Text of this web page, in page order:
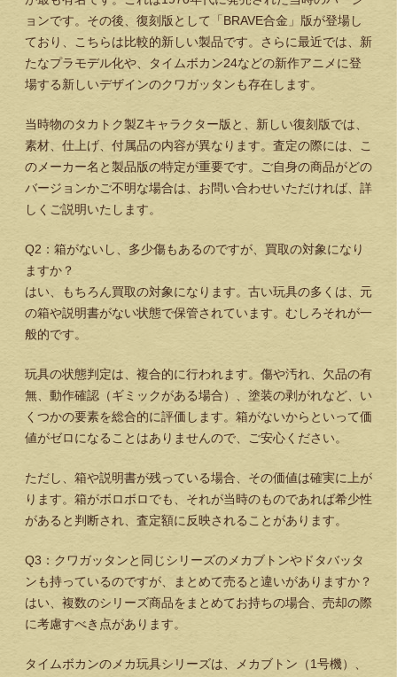
ョンです。その後、復刻版として「BRAVE合金」版が登場し
ており、こちらは比較的新しい製品です。さらに最近では、新
たなプラモデル化や、タイムボカン24などの新作アニメに登
場する新しいデザインのクワガッタンも存在します。
当時物のタカトク製Zキャラクター版と、新しい復刻版では、
素材、仕上げ、付属品の内容が異なります。査定の際には、こ
のメーカー名と製品版の特定が重要です。ご自身の商品がどの
バージョンかご不明な場合は、お問い合わせいただければ、詳
しくご説明いたします。
Q2：箱がないし、多少傷もあるのですが、買取の対象になり
ますか？
はい、もちろん買取の対象になります。古い玩具の多くは、元
の箱や説明書がない状態で保管されています。むしろそれが一
般的です。
玩具の状態判定は、複合的に行われます。傷や汚れ、欠品の有
無、動作確認（ギミックがある場合）、塗装の剥がれなど、い
くつかの要素を総合的に評価します。箱がないからといって価
値がゼロになることはありませんので、ご安心ください。
ただし、箱や説明書が残っている場合、その価値は確実に上が
ります。箱がボロボロでも、それが当時のものであれば希少性
があると判断され、査定額に反映されることがあります。
Q3：クワガッタンと同じシリーズのメカブトンやドタバッタ
ンも持っているのですが、まとめて売ると違いがありますか？
はい、複数のシリーズ商品をまとめてお持ちの場合、売却の際
に考慮すべき点があります。
タイムボカンのメカ玩具シリーズは、メカブトン（1号機）、